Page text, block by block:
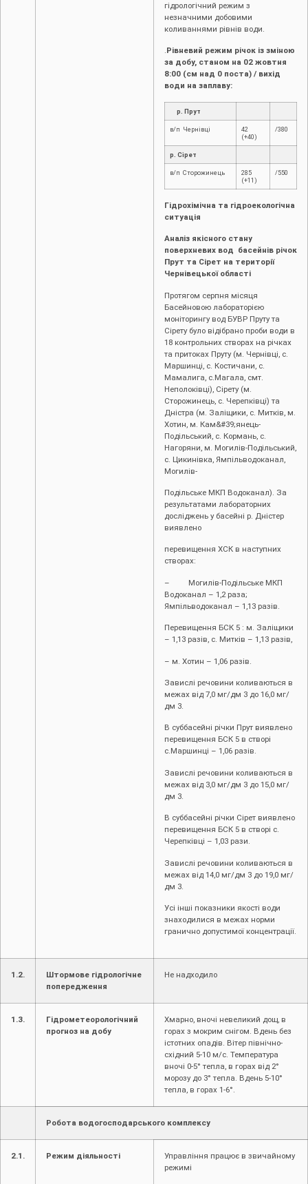
гідрологічний режим з
незначними добовими
коливаннями рівнів води.
.Рівневий режим річок із зміною
за добу, станом на 02 жовтня
8:00 (см над 0 поста) / вихід
води на заплаву:
р. Прут
в/п Чернівці
42
(+40)
/380
р. Сірет
в/п Сторожинець
285
(+11)
/550
Гідрохімічна та гідроекологічна
ситуація
Аналіз якісного стану
поверхневих вод басейнів річок
Прут та Сірет на території
Чернівецької області
Протягом серпня місяця
Басейновою лабораторією
моніторингу вод БУВР Пруту та
Сірету було відібрано проби води в
18 контрольних створах на річках
та притоках Пруту (м. Чернівці, c.
Маршинці, с. Костичани, с.
Мамалига, с.Магала, смт.
Неполоківці), Сірету (м.
Сторожинець, с. Черепківці) та
Дністра (м. Заліщики, с. Митків, м.
Хотин, м. Кам&#39;янець-
Подільський, с. Кормань, с.
Нагоряни, м. Могилів-Подільський,
с. Цикинівка, Ямпільводоканал,
Могилів-
Подільське МКП Водоканал). За
результатами лабораторних
досліджень у басейні р. Дністер
виявлено
перевищення ХСК в наступних
створах:
– Могилів-Подільське МКП
Водоканал – 1,2 раза;
Ямпільводоканал – 1,13 разів.
Перевищення БСК 5 : м. Заліщики
– 1,13 разів, с. Митків – 1,13 разів,
– м. Хотин – 1,06 разів.
Завислі речовини коливаються в
межах від 7,0 мг/дм 3 до 16,0 мг/
дм 3.
В суббасейні річки Прут виявлено
перевищення БСК 5 в створі
c.Маршинці – 1,06 разів.
Завислі речовини коливаються в
межах від 3,0 мг/дм 3 до 15,0 мг/
дм 3.
В суббасейні річки Сірет виявлено
перевищення БСК 5 в створі с.
Черепківці – 1,03 рази.
Завислі речовини коливаються в
межах від 14,0 мг/дм 3 до 19,0 мг/
дм 3.
Усі інші показники якості води
знаходилися в межах норми
гранично допустимої концентрації.
1.2.
Штормове гідрологічне
попередження
Не надходило
1.3.
Гідрометеорологічний
прогноз на добу
Хмарно, вночі невеликий дощ, в
горах з мокрим снігом. Вдень без
істотних опадів. Вітер північно-
східний 5-10 м/с. Температура
вночі 0-5° тепла, в горах від 2°
морозу до 3° тепла. Вдень 5-10°
тепла, в горах 1-6°.
Робота водогосподарського комплексу
2.1. Режим діяльності
Управління працює в звичайному
режимі